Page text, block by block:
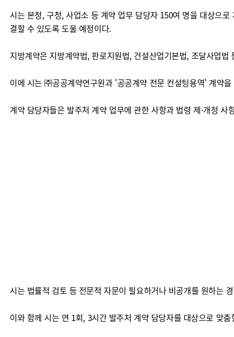
시는 본청, 구청, 사업소 등 계약 업무 담당자 150여 명을 대상으
결할 수 있도록 도울 예정이다.
지방계약은 지방계약법, 판로지원법, 건설산업기본법, 조달사업
이에 시는 ㈜공공계약연구원과 '공공계약 전문 컨설팅용역' 계약
계약 담당자들은 발주처 계약 업무에 관한 사항과 법령 제·개정
시는 법률적 검토 등 전문적 자문이 필요하거나 비공개를 원하는
이와 함께 시는 연 1회, 3시간 발주처 계약 담당자를 대상으로 맞